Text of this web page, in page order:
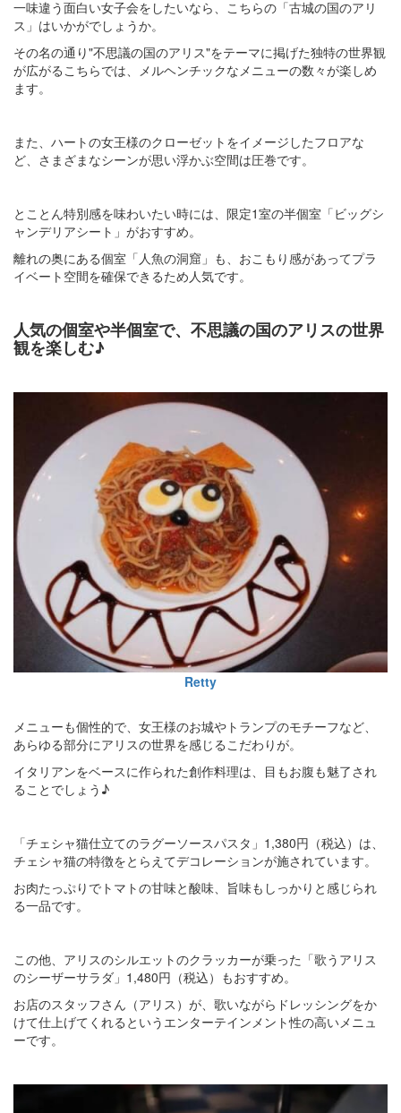
一味違う面白い女子会をしたいなら、こちらの「古城の国のアリ
ス」はいかがでしょうか。
その名の通り"不思議の国のアリス"をテーマに掲げた独特の世界観
が広がるこちらでは、メルヘンチックなメニューの数々が楽しめ
ます。
また、ハートの女王様のクローゼットをイメージしたフロアな
ど、さまざまなシーンが思い浮かぶ空間は圧巻です。
とことん特別感を味わいたい時には、限定1室の半個室「ビッグシ
ャンデリアシート」がおすすめ。
離れの奥にある個室「人魚の洞窟」も、おこもり感があってプラ
イベート空間を確保できるため人気です。
人気の個室や半個室で、不思議の国のアリスの世界
観を楽しむ♪
Retty
メニューも個性的で、女王様のお城やトランプのモチーフなど、
あらゆる部分にアリスの世界を感じるこだわりが。
イタリアンをベースに作られた創作料理は、目もお腹も魅了され
ることでしょう♪
「チェシャ猫仕立てのラグーソースパスタ」1,380円（税込）は、
チェシャ猫の特徴をとらえてデコレーションが施されています。
お肉たっぷりでトマトの甘味と酸味、旨味もしっかりと感じられ
る一品です。
この他、アリスのシルエットのクラッカーが乗った「歌うアリス
のシーザーサラダ」1,480円（税込）もおすすめ。
お店のスタッフさん（アリス）が、歌いながらドレッシングをか
けて仕上げてくれるというエンターテインメント性の高いメニュ
ーです。